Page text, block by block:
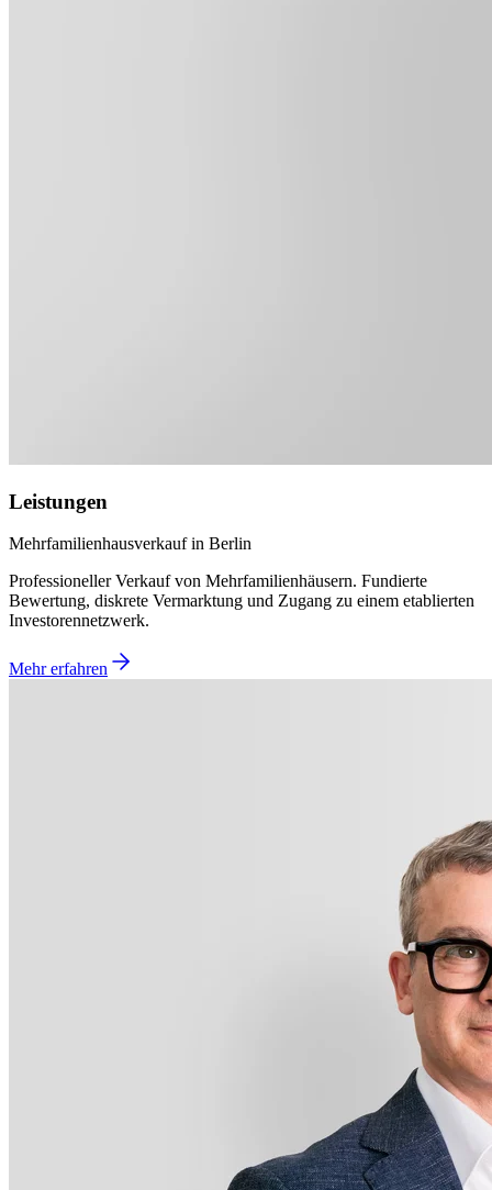
Leistungen
Mehrfamilienhausverkauf in Berlin
Professioneller Verkauf von Mehrfamilienhäusern. Fundierte
Bewertung, diskrete Vermarktung und Zugang zu einem etablierten
Investorennetzwerk.
Mehr erfahren